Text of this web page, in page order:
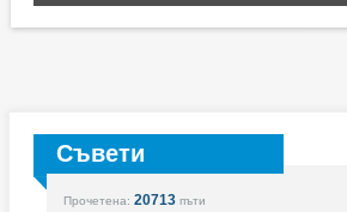
Съвети
Прочетена: 20713 пъти